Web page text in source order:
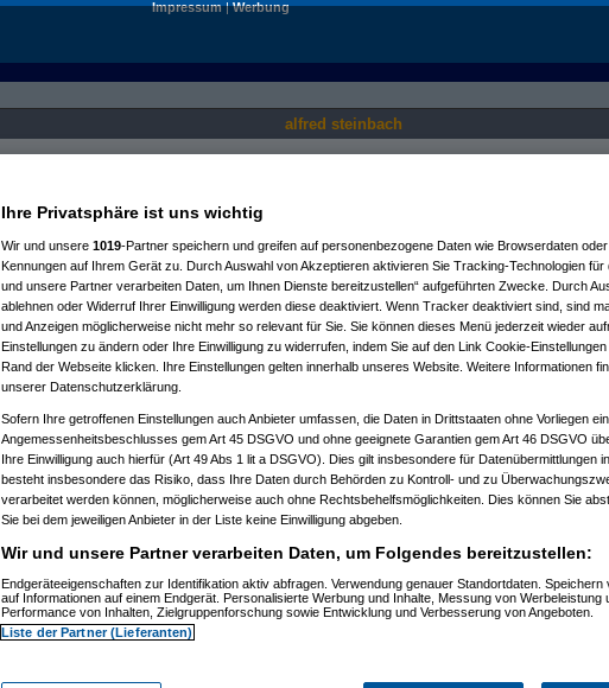
Impressum|Werbung
alfred steinbach
Ihre Privatsphäre ist uns wichtig
Wir und unsere 1019-Partner speichern und greifen auf personenbezogene Daten wie Browserdaten
Kennungen auf Ihrem Gerät zu. Durch Auswahl von Akzeptieren aktivieren Sie Tracking-Technologien für
und unsere Partner verarbeiten Daten, um Ihnen Dienste bereitzustellen“ aufgeführten Zwecke. Durch
ablehnen oder Widerruf Ihrer Einwilligung werden diese deaktiviert. Wenn Tracker deaktiviert sind, sind
und Anzeigen möglicherweise nicht mehr so relevant für Sie. Sie können dieses Menü jederzeit wieder
Einstellungen zu ändern oder Ihre Einwilligung zu widerrufen, indem Sie auf den Link Cookie-
Rand der Webseite klicken. Ihre Einstellungen gelten innerhalb unseres Website. Weitere Informationen
unserer Datenschutzerklärung.
Sofern Ihre getroffenen Einstellungen auch Anbieter umfassen, die Daten in Drittstaaten ohne Vorliegen
Angemessenheitsbeschlusses gem Art 45 DSGVO und ohne geeignete Garantien gem Art 46 DSGVO
Ihre Einwilligung auch hierfür (Art 49 Abs 1 lit a DSGVO). Dies gilt insbesondere für Datenübermittlungen
besteht insbesondere das Risiko, dass Ihre Daten durch Behörden zu Kontroll- und zu
verarbeitet werden können, möglicherweise auch ohne Rechtsbehelfsmöglichkeiten. Dies können Sie
Sie bei dem jeweiligen Anbieter in der Liste keine Einwilligung abgeben.
Wir und unsere Partner verarbeiten Daten, um Folgendes bereitzustellen:
Endgeräteeigenschaften zur Identifikation aktiv abfragen. Verwendung genauer Standortdaten. Speichern
auf Informationen auf einem Endgerät. Personalisierte Werbung und Inhalte, Messung von Werbeleistung
Performance von Inhalten, Zielgruppenforschung sowie Entwicklung und Verbesserung von Angeboten.
Liste der Partner (Lieferanten)